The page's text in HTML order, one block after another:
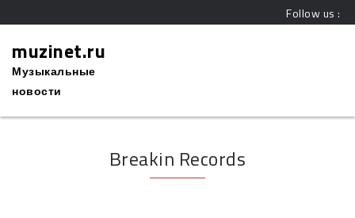
Follow us :
muzinet.ru
Музыкальные
новости
Breakin Records